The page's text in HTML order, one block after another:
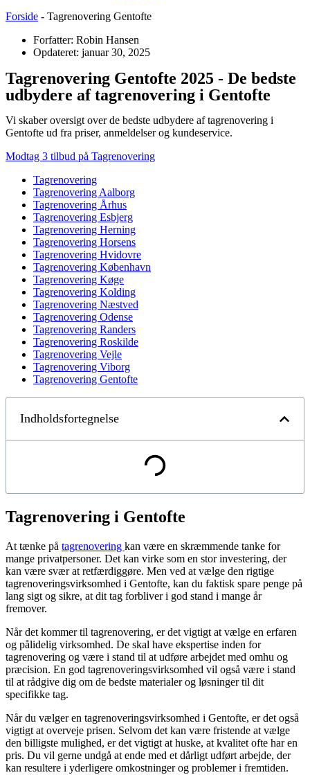
Forside - Tagrenovering Gentofte
Forfatter: Robin Hansen
Opdateret: januar 30, 2025
Tagrenovering Gentofte 2025 - De bedste
udbydere af tagrenovering i Gentofte
Vi skaber oversigt over de bedste udbydere af tagrenovering i
Gentofte ud fra priser, anmeldelser og kundeservice.
Modtag 3 tilbud på Tagrenovering
Tagrenovering
Tagrenovering Aalborg
Tagrenovering Århus
Tagrenovering Esbjerg
Tagrenovering Herning
Tagrenovering Horsens
Tagrenovering Hvidovre
Tagrenovering København
Tagrenovering Køge
Tagrenovering Kolding
Tagrenovering Næstved
Tagrenovering Odense
Tagrenovering Randers
Tagrenovering Roskilde
Tagrenovering Vejle
Tagrenovering Viborg
Tagrenovering Gentofte
Indholdsfortegnelse
Tagrenovering i Gentofte
At tænke på tagrenovering kan være en skræmmende tanke for
mange privatpersoner. Det kan virke som en stor investering, der
kan være svær at retfærdiggøre. Men ved at vælge den rigtige
tagrenoveringsvirksomhed i Gentofte, kan du faktisk spare penge på
lang sigt og sikre, at dit tag forbliver i god stand i mange år
fremover.
Når det kommer til tagrenovering, er det vigtigt at vælge en erfaren
og pålidelig virksomhed. De skal have ekspertise inden for
tagrenovering og være i stand til at udføre arbejdet med omhu og
præcision. En god tagrenoveringsvirksomhed vil også være i stand
til at rådgive dig om de bedste materialer og løsninger til dit
specifikke tag.
Når du vælger en tagrenoveringsvirksomhed i Gentofte, er det også
vigtigt at overveje prisen. Selvom det kan være fristende at vælge
den billigste mulighed, er det vigtigt at huske, at kvalitet ofte har en
pris. Du vil gerne undgå at ende med et dårligt udført arbejde, der
kan resultere i yderligere omkostninger og problemer i fremtiden.